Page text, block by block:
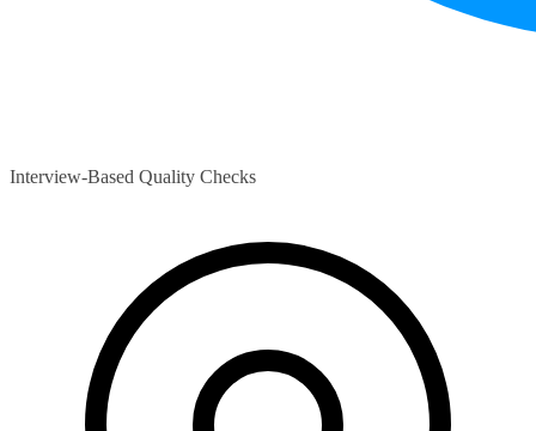
Interview-Based Quality Checks